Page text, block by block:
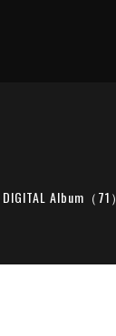
DIGITAL Album（71）